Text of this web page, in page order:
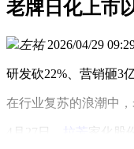
老牌日化上市
左祐 2026/04/29
研发砍22%、营销砸3亿
在行业复苏的浪潮中
4月27日， 拉芳 家化股